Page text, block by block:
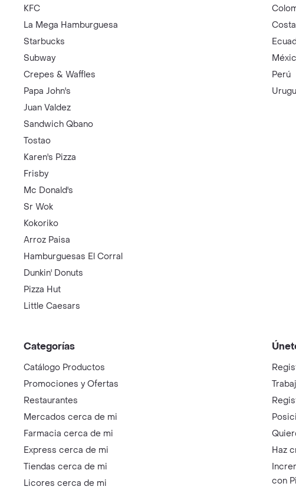
KFC
La Mega Hamburguesa
Starbucks
Subway
Crepes & Waffles
Papa John's
Juan Valdez
Sandwich Qbano
Tostao
Karen's Pizza
Frisby
Mc Donald's
Sr Wok
Kokoriko
Arroz Paisa
Hamburguesas El Corral
Dunkin' Donuts
Pizza Hut
Little Caesars
Perú
Categorías
Catálogo Productos
Promociones y Ofertas
Restaurantes
Mercados cerca de mi
Farmacia cerca de mi
Express cerca de mi
Tiendas cerca de mi
Licores cerca de mi
Haz
con